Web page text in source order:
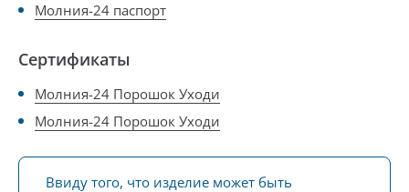
Молния-24 паспорт
Сертификаты
Молния-24 Порошок Уходи
Молния-24 Порошок Уходи
Ввиду того, что изделие может быть